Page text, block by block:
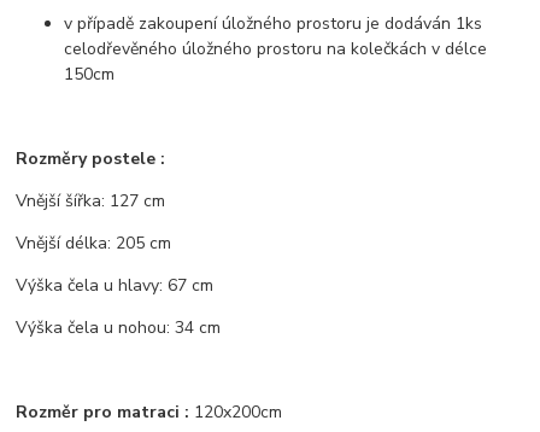
v případě zakoupení úložného prostoru je dodáván 1ks
celodřevěného úložného prostoru na kolečkách v délce
150cm
Rozměry postele :
Vnější šířka: 127 cm
Vnější délka: 205 cm
Výška čela u hlavy: 67 cm
Výška čela u nohou: 34 cm
Rozměr pro matraci : 120x200cm